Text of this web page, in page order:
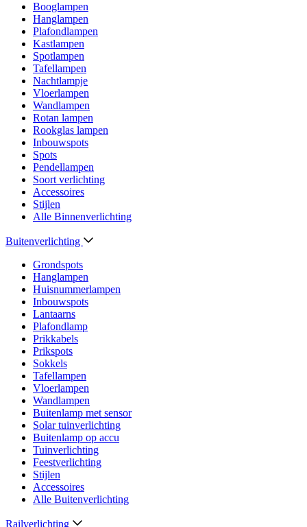
Booglampen
Hanglampen
Plafondlampen
Kastlampen
Spotlampen
Tafellampen
Nachtlampje
Vloerlampen
Wandlampen
Rotan lampen
Rookglas lampen
Inbouwspots
Spots
Pendellampen
Soort verlichting
Accessoires
Stijlen
Alle Binnenverlichting
Buitenverlichting
Grondspots
Hanglampen
Huisnummerlampen
Inbouwspots
Lantaarns
Plafondlamp
Prikkabels
Prikspots
Sokkels
Tafellampen
Vloerlampen
Wandlampen
Buitenlamp met sensor
Solar tuinverlichting
Buitenlamp op accu
Tuinverlichting
Feestverlichting
Stijlen
Accessoires
Alle Buitenverlichting
Railverlichting